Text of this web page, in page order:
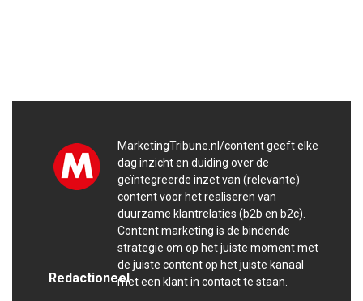
MarketingTribune.nl/content geeft elke
dag inzicht en duiding over de
geïntegreerde inzet van (relevante)
content voor het realiseren van
duurzame klantrelaties (b2b en b2c).
Content marketing is de bindende
strategie om op het juiste moment met
de juiste content op het juiste kanaal
met een klant in contact te staan.
Redactioneel